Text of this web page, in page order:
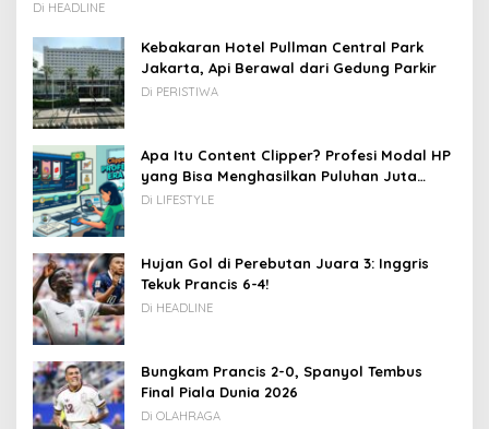
Di HEADLINE
Kebakaran Hotel Pullman Central Park
Jakarta, Api Berawal dari Gedung Parkir
Di PERISTIWA
Apa Itu Content Clipper? Profesi Modal HP
yang Bisa Menghasilkan Puluhan Juta
Rupiah
Di LIFESTYLE
Hujan Gol di Perebutan Juara 3: Inggris
Tekuk Prancis 6-4!
Di HEADLINE
Bungkam Prancis 2-0, Spanyol Tembus
Final Piala Dunia 2026
Di OLAHRAGA